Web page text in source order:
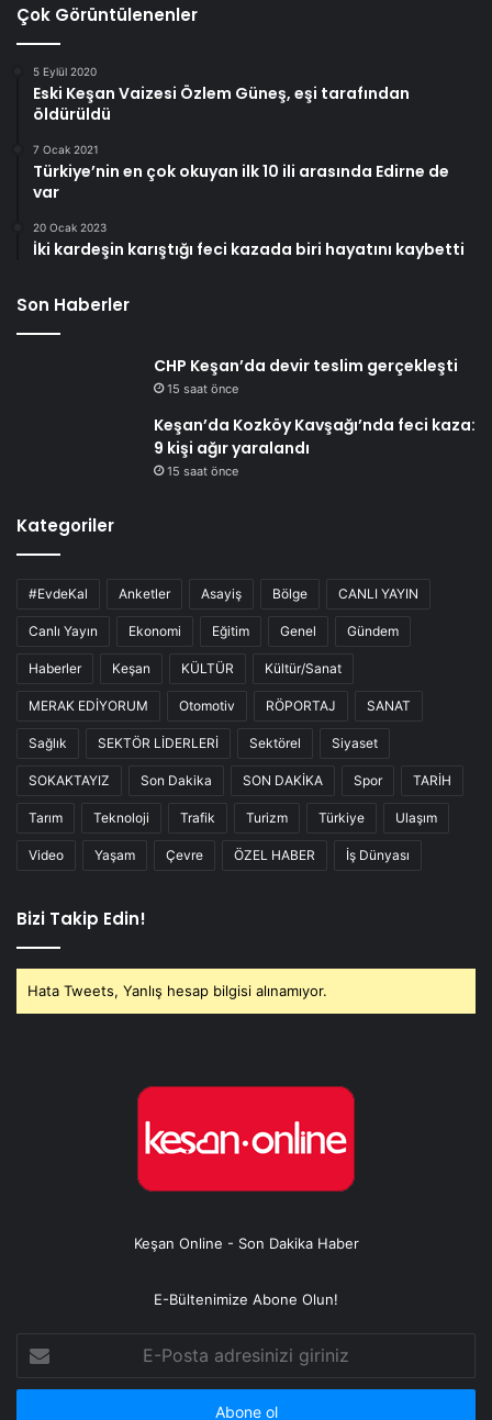
Çok Görüntülenenler
5 Eylül 2020
Eski Keşan Vaizesi Özlem Güneş, eşi tarafından
öldürüldü
7 Ocak 2021
Türkiye’nin en çok okuyan ilk 10 ili arasında Edirne de
var
20 Ocak 2023
İki kardeşin karıştığı feci kazada biri hayatını kaybetti
Son Haberler
CHP Keşan’da devir teslim gerçekleşti
15 saat önce
Keşan’da Kozköy Kavşağı’nda feci kaza:
9 kişi ağır yaralandı
15 saat önce
Kategoriler
#EvdeKal Anketler Asayiş Bölge CANLI YAYIN
Canlı Yayın Ekonomi Eğitim Genel Gündem
Haberler Keşan KÜLTÜR Kültür/Sanat
MERAK EDİYORUM Otomotiv RÖPORTAJ SANAT
Sağlık SEKTÖR LİDERLERİ Sektörel Siyaset
SOKAKTAYIZ Son Dakika SON DAKİKA Spor TARİH
Tarım Teknoloji Trafik Turizm Türkiye Ulaşım
Video Yaşam Çevre ÖZEL HABER İş Dünyası
Bizi Takip Edin!
Hata Tweets, Yanlış hesap bilgisi alınamıyor.
Keşan Online - Son Dakika Haber
E-Bültenimize Abone Olun!
Posta
adresinizi